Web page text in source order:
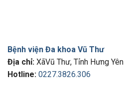
Bệnh viện Đa khoa Vũ Thư
Địa chỉ: XãVũ Thư, Tỉnh Hưng Yên
Hotline: 0227.3826.306